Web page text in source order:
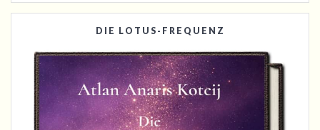
DIE LOTUS-FREQUENZ